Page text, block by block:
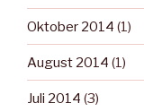
Oktober 2014 (1)
August 2014 (1)
Juli 2014 (3)